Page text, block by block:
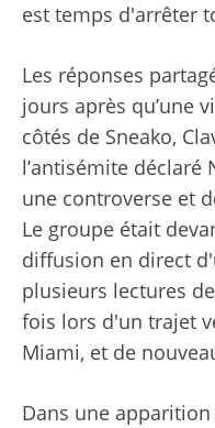
est temps d'arrêter
Les réponses
jours après qu’une
côtés de Sneako,
l’antisémite déclaré
une controverse et
Le groupe était
diffusion en direct
plusieurs lectures
fois lors d'un trajet
Miami, et de
Dans une